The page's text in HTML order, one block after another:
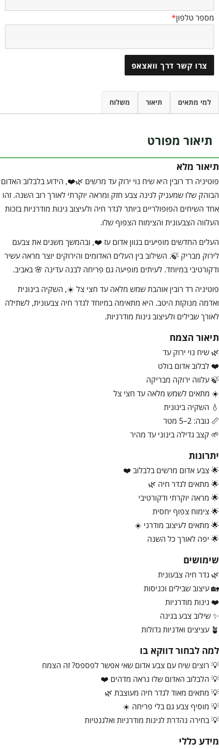
מספר טלפון*
צרו קשר דרך וואצאפ
למי מתאים תיאור משלוח
תיאור מפורט
תיאור מלא
פוטיניה רד רובין היא שיח נוי ירוק עד מרשים 🌿❤️, הידוע בלבלוב האדום
הבוהק שלו שמעניק לגינה צבע חזק ומראה יוקרתי לאורך רוב השנה. זהו
אחד השיחים הפופולריים ביותר לגדר חיה ולעיצוב גינות מודרניות בזכות
העלווה הצבעונית והצימוח הצפוף שלו.
העלים החדשים מופיעים בגוון אדום עז ❤️, ובהמשך משנים את צבעם
לירוק מבריק 🍃. השילוב בין העלים האדומים והירוקים יוצר מראה עשיר
ודקורטיבי במיוחד. לעיתים מופיעה גם פריחה לבנה עדינה 🌸 באביב.
פוטיניה רד רובין אוהבת שמש מלאה עד חצי צל ☀️, השקיה בינונית
ואדמה מנוקזת היטב. היא מתאימה במיוחד לגדר חיה צבעונית, לשתילה
לאורך שבילים ולעיצוב גינות מודרניות.
תיאור הצמח
🌿 שיח נוי ירוק עד
❤️ לבלוב אדום בולט
🍃 עלווה ירוקה מבריקה
☀️ מתאים לשמש מלאה עד חצי צל
💧 השקיה בינונית
📏 גובה: 2–5 מטר
🌱 קצב גדילה בינוני עד מהיר
יתרונות
🌟 צבע אדום מרשים בלבלוב ❤️
🌟 מתאים לגדר חיה 🌿
🌟 מראה יוקרתי ודקורטיבי
🌟 צימוח צפוף יחסית
🌟 מתאים לעיצוב מודרני ☀️
🌟 יפה לאורך כל השנה
שימושים
🌿 גדר חיה צבעונית
🏡 עיצוב שבילים וכניסות
❤️ גינות מודרניות
✨ שילוב צבע בגינה
🪴 עציצים ואדניות גדולות
למה לבחור דווקא בו
💡 רוצים שיח עם צבע אדום שאי אפשר לפספס? זה הצמח
💡 הלבלוב האדום שלו נראה מדהים ❤️
💡 מתאים מאוד לגדר חיה מעוצבת 🌿
💡 מוסיף צבע גם בלי פריחה ☀️
💡 בחירה נהדרת לגינות מודרניות ואלגנטיות
מידע כללי